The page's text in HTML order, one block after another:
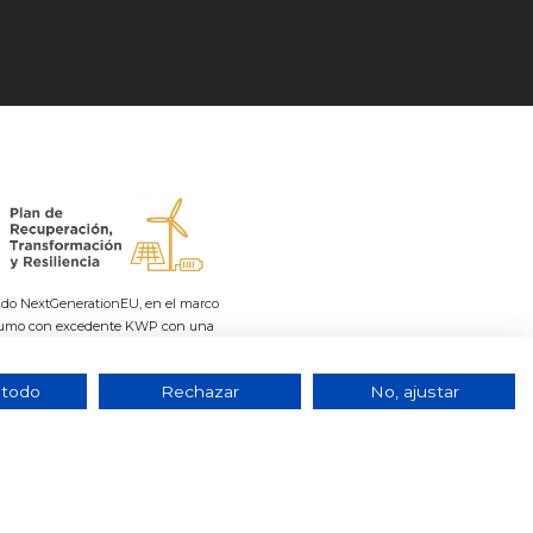
NextGenerationEU, en el marco
con excedente KWP con una
la Transición Ecológica y el Reto
Rechazar No, ajustar